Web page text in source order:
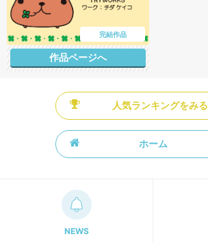
完結作品
作品ページへ
人気ランキングをみる
ホーム
NEWS